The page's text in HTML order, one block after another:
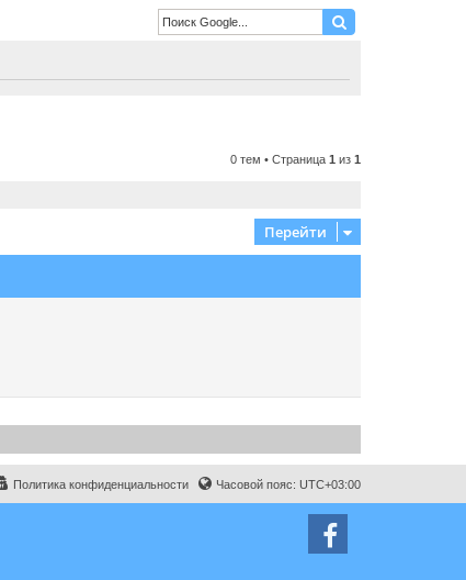
0 тем • Страница 1 из 1
Перейти
Часовой пояс: UTC+03:00
Политика конфиденциальности